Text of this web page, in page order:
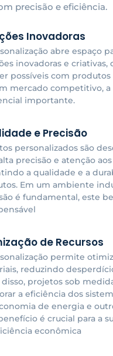
precisão e eficiência.
Inovadoras
abre espaço
inovadoras e criativas,
possíveis com
mercado competitivo, a
importante.
e Precisão
personalizados são
precisão e atenção
a qualidade e a
Em um ambiente
é fundamental, este
de Recursos
permite
reduzindo
projetos sob
a eficiência dos
de energia e
é crucial para a
econômica